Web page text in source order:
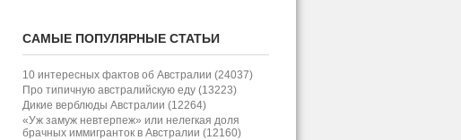
САМЫЕ ПОПУЛЯРНЫЕ СТАТЬИ
10 интересных фактов об Австралии (24037)
Про типичную австралийскую еду (13223)
Дикие верблюды Австралии (12264)
«Уж замуж невтерпеж» или нелегкая доля
брачных иммигранток в Австралии (12160)